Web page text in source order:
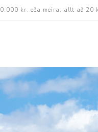
kr. eða meira, allt að 20
Hjólastólar
Aukabúnaður
Aflbúnaður og